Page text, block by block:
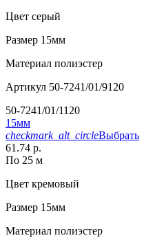
Цвет серый
Размер 15мм
Материал полиэстер
Артикул 50-7241/01/9120
50-7241/01/1120
15мм
checkmark_alt_circleВыбрать
61.74 р.
По 25 м
Цвет кремовый
Размер 15мм
Материал полиэстер